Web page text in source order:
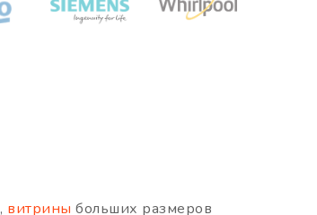
, витрины больших размеров